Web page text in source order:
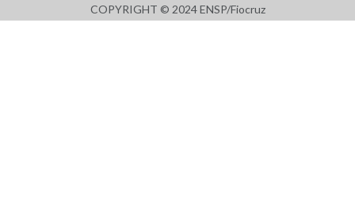
COPYRIGHT © 2024 ENSP/Fiocruz